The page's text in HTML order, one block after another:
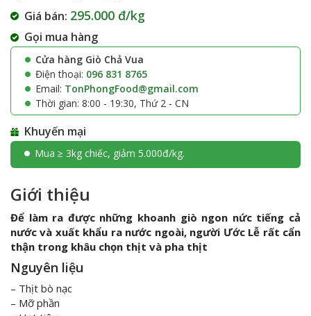
Giá bán: 295.000 đ/kg
Gọi mua hàng
Cửa hàng Giò Chả Vua
Điện thoại: 096 831 8765
Email: TonPhongFood@gmail.com
Thời gian: 8:00 - 19:30, Thứ 2 - CN
Khuyến mại
Mua ≥ 3kg chiếc, giảm 5.000đ/kg.
Giới thiệu
Để làm ra được những khoanh giò ngon nức tiếng cả
nước và xuất khẩu ra nước ngoài, người Ước Lễ rất cẩn
thận trong khâu chọn thịt và pha thịt
Nguyên liệu
– Thịt bò nạc
– Mỡ phần